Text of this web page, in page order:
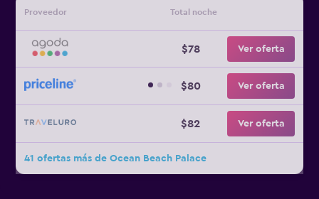
Proveedor Total noche
$78 Ver oferta
$80 Ver oferta
$82 Ver oferta
41 ofertas más de Ocean Beach Palace